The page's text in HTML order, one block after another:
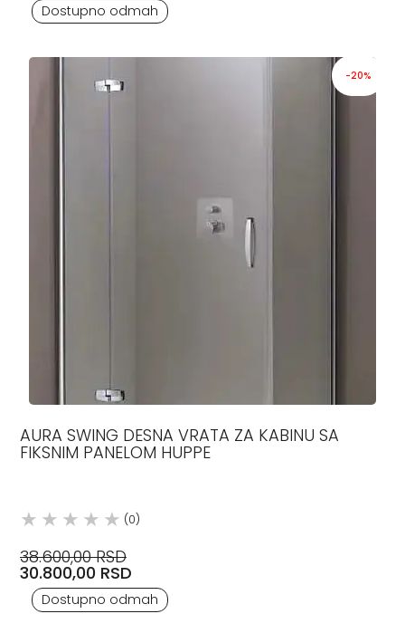
Dostupno odmah
-20%
AURA SWING DESNA VRATA ZA KABINU SA
FIKSNIM PANELOM HUPPE
(0)
38.600,00 RSD
30.800,00 RSD
Dostupno odmah